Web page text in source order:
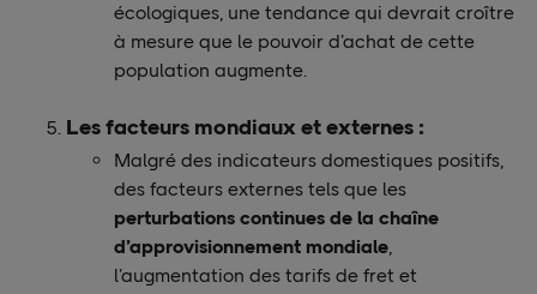
écologiques, une tendance qui devrait croître
à mesure que le pouvoir d’achat de cette
population augmente.
Les facteurs mondiaux et externes :
Malgré des indicateurs domestiques positifs,
des facteurs externes tels que les
perturbations continues de la chaîne
d’approvisionnement mondiale,
l’augmentation des tarifs de fret et